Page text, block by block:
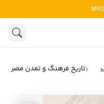
تاریخ فرهنگ و تمدن مصر